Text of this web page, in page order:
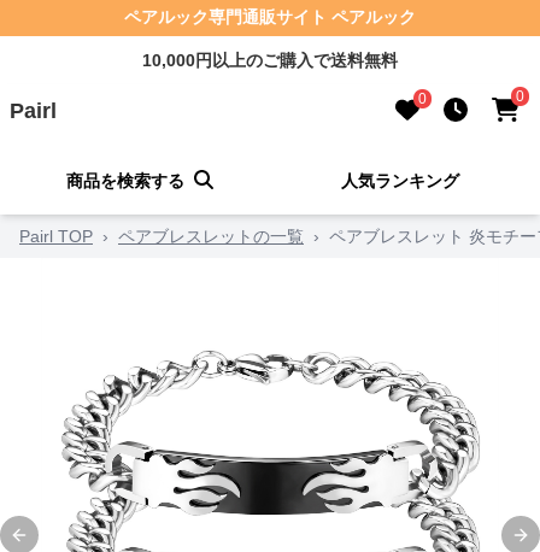
ペアルック専門通販サイト ペアルック
10,000円以上のご購入で送料無料
Pairl 0 0
商品を検索する 人気ランキング
Pairl TOP › ペアブレスレットの一覧 › ペアブレスレット 炎モチ
Previous slide